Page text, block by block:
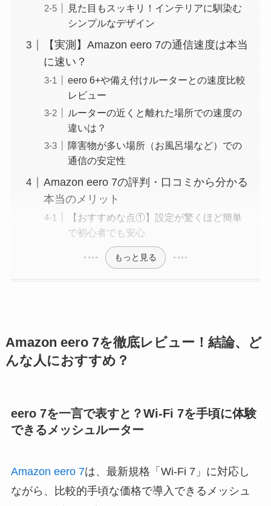
見た目もスッキリ！インテリアに馴染む
シンプルなデザイン
【実測】Amazon eero 7の通信速度は本当
に速い？
eero 6+や備え付けルーターとの速度比較
レビュー
ルーターの近くと離れた場所での速度の
違いは？
障害物が多い場所（お風呂場など）での
通信の安定性
Amazon eero 7の評判・口コミから分かる
本当のメリット
【おすすめな点①】設定が驚くほど簡単
で初心者でも安心
もっと見る
Amazon eero 7を徹底レビュー！結論、ど
んな人におすすめ？
eero 7を一言で表すと？Wi-Fi 7を手頃に体験
できるメッシュルーター
Amazon eero 7は、最新規格「Wi-Fi 7」に対応し
ながら、比較的手頃な価格で導入できるメッシュ